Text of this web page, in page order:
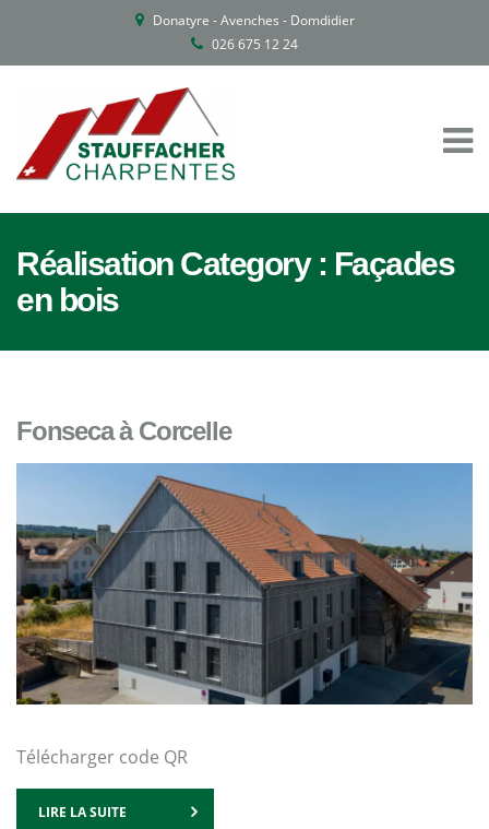
Donatyre - Avenches - Domdidier
026 675 12 24
Réalisation Category : Façades
en bois
Fonseca à Corcelle
Télécharger code QR
LIRE LA SUITE